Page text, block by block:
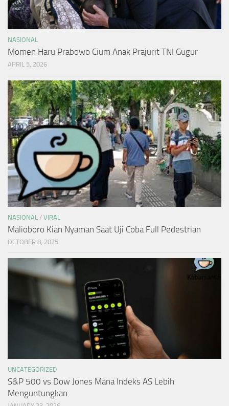
NASIONAL
Momen Haru Prabowo Cium Anak Prajurit TNI Gugur
APRIL 5, 2026
NASIONAL / VIRAL
Malioboro Kian Nyaman Saat Uji Coba Full Pedestrian
OCTOBER 8, 2025
UNCATEGORIZED
S&P 500 vs Dow Jones Mana Indeks AS Lebih
Menguntungkan